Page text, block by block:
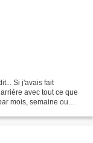
Si j'avais fait
avec tout ce que
mois, semaine ou